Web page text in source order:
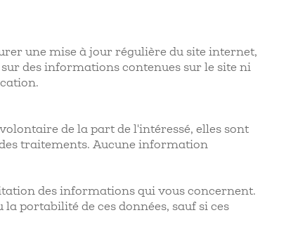
une mise à jour régulière du site internet,
des informations contenues sur le site ni
de la part de l'intéressé, elles sont
traitements. Aucune information
des informations qui vous concernent.
portabilité de ces données, sauf si ces